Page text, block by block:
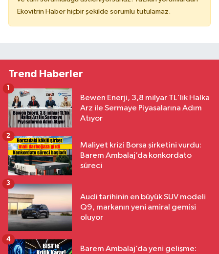
Ekovitrin Haber hiçbir şekilde sorumlu tutulamaz.
Trend Haberler
Bewen Enerji, 3,8 milyar TL'lik Halka
Arz ile Sermaye Piyasalarına Adım
Atıyor
1
Maliyet krizi Borsa şirketini vurdu:
Barem Ambalaj’da konkordato
süreci
2
Audi tarihinin en büyük SUV modeli
Q9, markanın yeni amiral gemisi
oluyor
3
Barem Ambalaj’da yeni gelişme:
4